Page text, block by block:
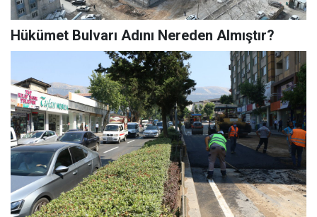
Hükümet Bulvarı Adını Nereden Almıştır?